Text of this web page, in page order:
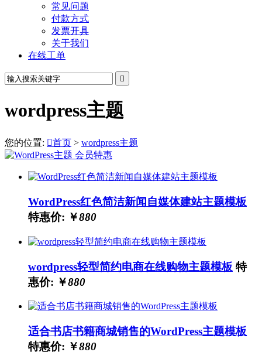
常见问题
付款方式
发票开具
关于我们
在线工单

wordpress主题
您的位置: 首页 > wordpress主题
WordPress红色简洁新闻自媒体建站主题模板
特惠价: ￥880
wordpress轻型简约电商在线购物主题模板 特
惠价: ￥880
适合书店书籍商城销售的WordPress主题模板
特惠价: ￥880